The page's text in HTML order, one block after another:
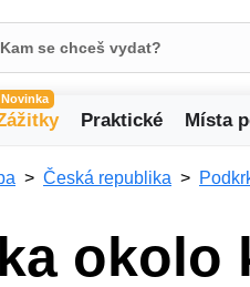
Novinka
Praktické Místa
Česká republika
okolo